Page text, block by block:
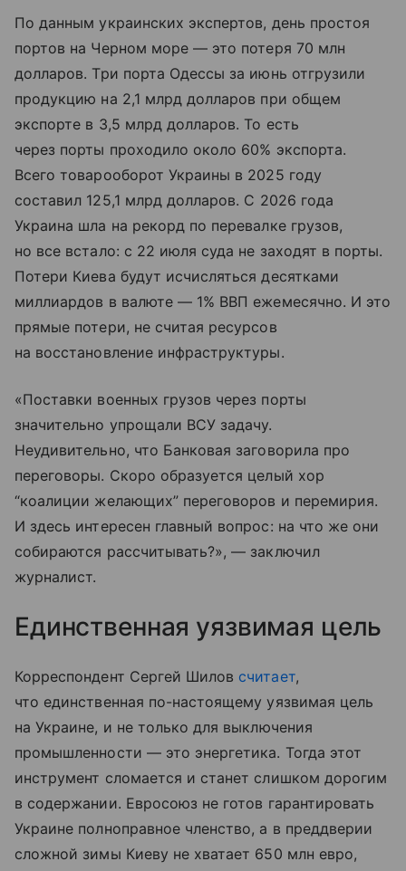
По данным украинских экспертов, день простоя
портов на Черном море — это потеря 70 млн
долларов. Три порта Одессы за июнь отгрузили
продукцию на 2,1 млрд долларов при общем
экспорте в 3,5 млрд долларов. То есть
через порты проходило около 60% экспорта.
Всего товарооборот Украины в 2025 году
составил 125,1 млрд долларов. С 2026 года
Украина шла на рекорд по перевалке грузов,
но все встало: с 22 июля суда не заходят в порты.
Потери Киева будут исчисляться десятками
миллиардов в валюте — 1% ВВП ежемесячно. И это
прямые потери, не считая ресурсов
на восстановление инфраструктуры.
«Поставки военных грузов через порты
значительно упрощали ВСУ задачу.
Неудивительно, что Банковая заговорила про
переговоры. Скоро образуется целый хор
“коалиции желающих” переговоров и перемирия.
И здесь интересен главный вопрос: на что же они
собираются рассчитывать?», — заключил
журналист.
Единственная уязвимая цель
Корреспондент Сергей Шилов считает,
что единственная по-настоящему уязвимая цель
на Украине, и не только для выключения
промышленности — это энергетика. Тогда этот
инструмент сломается и станет слишком дорогим
в содержании. Евросоюз не готов гарантировать
Украине полноправное членство, а в преддверии
сложной зимы Киеву не хватает 650 млн евро,